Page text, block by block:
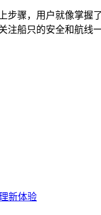
步骤，用户就像掌
注船只的安全和航线一
新体验